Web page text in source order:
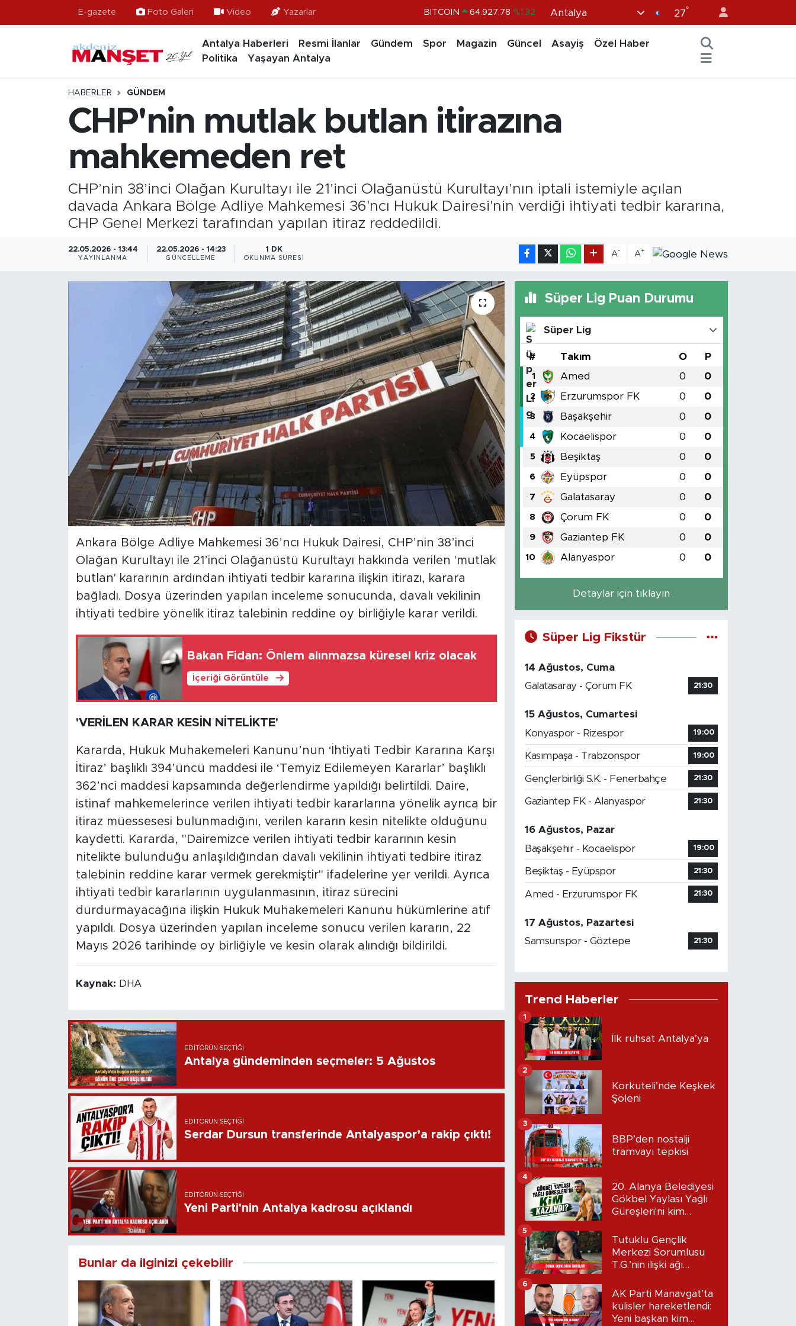
E-gazete Foto Galeri Video Yazarlar BITCOIN 64.927,78 %1.32
BİST100 13.703 %11
Antalya 27°
Antalya Haberleri Resmi İlanlar Gündem Spor Magazin Güncel Asayiş
Özel Haber
Politika
Yaşayan Antalya
HABERLER GÜNDEM
CHP'nin mutlak butlan itirazına
mahkemeden ret
CHP’nin 38’inci Olağan Kurultayı ile 21’inci Olağanüstü Kurultayı’nın iptali istemiyle açılan
davada Ankara Bölge Adliye Mahkemesi 36'ncı Hukuk Dairesi'nin verdiği ihtiyati tedbir kararına,
CHP Genel Merkezi tarafından yapılan itiraz reddedildi.
22.05.2026 - 13:44
YAYINLANMA
22.05.2026 - 14:23
GÜNCELLEME
1 DK
OKUNMA SÜRESI
A- A+
Ankara Bölge Adliye Mahkemesi 36’ncı Hukuk Dairesi, CHP’nin 38’inci
Olağan Kurultayı ile 21’inci Olağanüstü Kurultayı hakkında verilen 'mutlak
butlan' kararının ardından ihtiyati tedbir kararına ilişkin itirazı, karara
bağladı. Dosya üzerinden yapılan inceleme sonucunda, davalı vekilinin
ihtiyati tedbire yönelik itiraz talebinin reddine oy birliğiyle karar verildi.
Bakan Fidan: Önlem alınmazsa küresel kriz olacak
İçeriği Görüntüle
'VERİLEN KARAR KESİN NİTELİKTE'
Kararda, Hukuk Muhakemeleri Kanunu’nun ‘İhtiyati Tedbir Kararına Karşı
İtiraz’ başlıklı 394’üncü maddesi ile ‘Temyiz Edilemeyen Kararlar’ başlıklı
362’nci maddesi kapsamında değerlendirme yapıldığı belirtildi. Daire,
istinaf mahkemelerince verilen ihtiyati tedbir kararlarına yönelik ayrıca bir
itiraz müessesesi bulunmadığını, verilen kararın kesin nitelikte olduğunu
kaydetti. Kararda, "Dairemizce verilen ihtiyati tedbir kararının kesin
nitelikte bulunduğu anlaşıldığından davalı vekilinin ihtiyati tedbire itiraz
talebinin reddine karar vermek gerekmiştir" ifadelerine yer verildi. Ayrıca
ihtiyati tedbir kararlarının uygulanmasının, itiraz sürecini
durdurmayacağına ilişkin Hukuk Muhakemeleri Kanunu hükümlerine atıf
yapıldı. Dosya üzerinden yapılan inceleme sonucu verilen kararın, 22
Mayıs 2026 tarihinde oy birliğiyle ve kesin olarak alındığı bildirildi.
Kaynak: DHA
EDITÖRÜN SEÇTIĞI
Antalya gündeminden seçmeler: 5 Ağustos
EDITÖRÜN SEÇTIĞI
Serdar Dursun transferinde Antalyaspor’a rakip çıktı!
EDITÖRÜN SEÇTIĞI
Yeni Parti'nin Antalya kadrosu açıklandı
Bunlar da ilginizi çekebilir
Süper Lig Puan Durumu
Süper Lig
# Takım O P
1 Amed 0 0
2 Erzurumspor FK 0 0
3 Başakşehir 0 0
4 Kocaelispor 0 0
5 Beşiktaş 0 0
6 Eyüpspor 0 0
7 Galatasaray 0 0
8 Çorum FK 0 0
9 Gaziantep FK 0 0
10 Alanyaspor 0 0
Detaylar için tıklayın
Süper Lig Fikstür
14 Ağustos, Cuma
Galatasaray - Çorum FK
21:30
15 Ağustos, Cumartesi
Konyaspor - Rizespor
19:00
Kasımpaşa - Trabzonspor 19:00
Gençlerbirliği S.K. - Fenerbahçe 21:30
Gaziantep FK - Alanyaspor 21:30
16 Ağustos, Pazar
Başakşehir - Kocaelispor
19:00
Beşiktaş - Eyüpspor 21:30
Amed - Erzurumspor FK 21:30
17 Ağustos, Pazartesi
Samsunspor - Göztepe
21:30
Trend Haberler
İlk ruhsat Antalya’ya
1
Korkuteli’nde Keşkek
Şöleni
2
BBP’den nostalji
tramvayı tepkisi
3
20. Alanya Belediyesi
Gökbel Yaylası Yağlı
Güreşleri'ni kim
4
Tutuklu Gençlik
Merkezi Sorumlusu
T.G.’nin ilişki ağı
Dudak uçuklatan
iddialar!
5
AK Parti Manavgat’ta
kulisler hareketlendi:
Yeni başkan kim
6
Ekonomi
Gündem
Kültür- Sanat
Hava Durumu
Süper Lig Puan Durumu ve Fikstür
Tüm Manşetler
Son Dakika Haberleri
Haber Arşivi